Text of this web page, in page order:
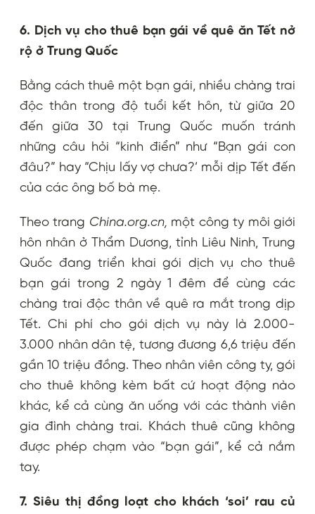
6. Dịch vụ cho thuê bạn gái về quê ăn Tết nở
rộ ở Trung Quốc
Bằng cách thuê một bạn gái, nhiều chàng trai
độc thân trong độ tuổi kết hôn, từ giữa 20
đến giữa 30 tại Trung Quốc muốn tránh
những câu hỏi “kinh điển” như “Bạn gái con
đâu?” hay “Chịu lấy vợ chưa?’ mỗi dịp Tết đến
của các ông bố bà mẹ.
Theo trang China.org.cn, một công ty môi giới
hôn nhân ở Thẩm Dương, tỉnh Liêu Ninh, Trung
Quốc đang triển khai gói dịch vụ cho thuê
bạn gái trong 2 ngày 1 đêm để cùng các
chàng trai độc thân về quê ra mắt trong dịp
Tết. Chi phí cho gói dịch vụ này là 2.000-
3.000 nhân dân tệ, tương đương 6,6 triệu đến
gần 10 triệu đồng. Theo nhân viên công ty, gói
cho thuê không kèm bất cứ hoạt động nào
khác, kể cả cùng ăn uống với các thành viên
gia đình chàng trai. Khách thuê cũng không
được phép chạm vào “bạn gái”, kể cả nắm
tay.
7. Siêu thị đồng loạt cho khách ‘soi’ rau củ